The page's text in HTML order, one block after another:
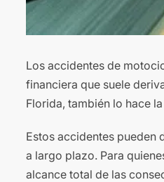
Los accidentes de
financiera que suele
Florida, también lo hace
Estos accidentes pueden
a largo plazo. Para
alcance total de las